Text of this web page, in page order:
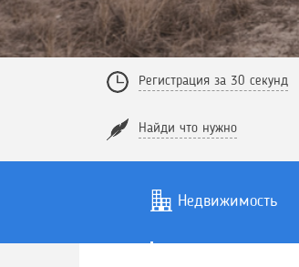
Регистрация за 30 секунд
Найди что нужно
Недвижимость